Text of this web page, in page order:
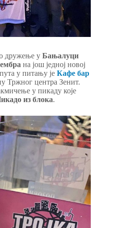
дружење у Бањалуци
на још једној новој
у питању је Кафе бар
Тржног центра Зенит.
у пикаду које
из блока.